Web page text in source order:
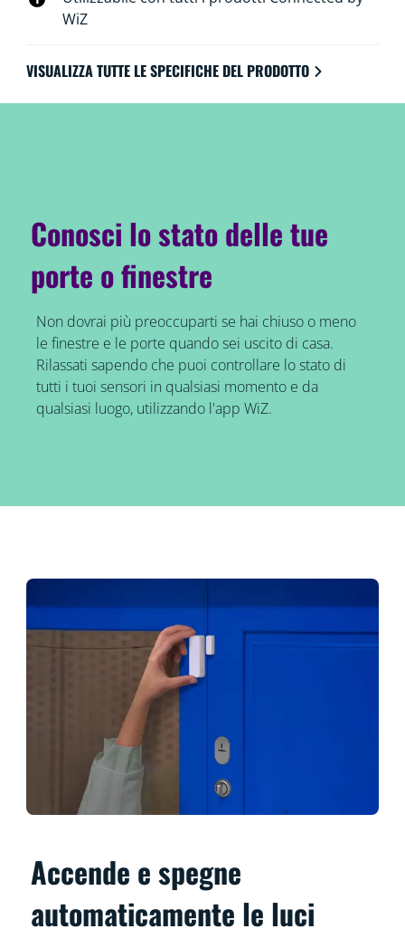
promemoria di batteria scarica nell'app WiZ e un
batteria.
WiZ
VISUALIZZA TUTTE LE SPECIFICHE DEL PRODOTTO
Conosci lo stato delle tue
porte o finestre
Non dovrai più preoccuparti se hai chiuso o meno
le finestre e le porte quando sei uscito di casa.
Rilassati sapendo che puoi controllare lo stato di
tutti i tuoi sensori in qualsiasi momento e da
qualsiasi luogo, utilizzando l'app WiZ.
Accende e spegne
automaticamente le luci